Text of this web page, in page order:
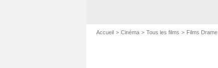
Accueil Cinéma Tous les films Films Drame